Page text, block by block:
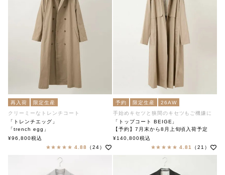
再入荷
限定生産
クリーミーなトレンチコート
「トレンチエッグ」
「trench egg」
soutiencollar（ステンカラー）
¥96,800税込
4.88
（24）
予約 限定生産
26AW
手始めキセツと狭間のキセツもご機嫌に
「トップコート BEIGE」
【予約】7月末から8月上旬頃入荷予定
Top Coat ベージュ
¥140,800税込
4.81
（21）